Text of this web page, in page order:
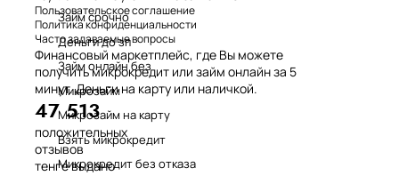
Займ срочно
Деньги до зп
Займ онлайн без
Микрозайм
Микрозайм на карту
Взять микрокредит
Микрокредит без отказа
Пользовательское соглашение
Политика конфиденциальности
Часто задаваемые вопросы
Финансовый маркетплейс, где Вы можете
получить микрокредит или займ онлайн за 5
минут. Деньги на карту или наличкой.
47 513
положительных
отзывов
тенге выдано